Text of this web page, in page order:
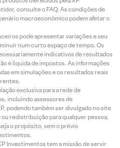
consulte o FAQ. As condições de
macroeconômico podem afetar o
pode apresentar variações e seu
num curto espaço de tempo. Os
indicativos de resultados
é líquida de impostos. As informações
em simulações e os resultados reais
exclusiva para a rede de
incluindo assessores de
podendo também ser divulgado no site
redistribuição para qualquer pessoa,
o propósito, sem o prévio
Investimentos tem a missão de servir